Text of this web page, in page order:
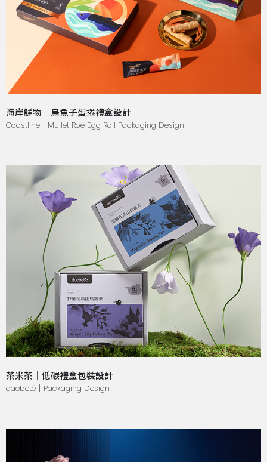
海岸鮮物｜烏魚子蛋捲禮盒設計
Coastline｜Mullet Roe Egg Roll Packaging Design
茶米茶｜低碳禮盒包裝設計
daebeté｜Packaging Design